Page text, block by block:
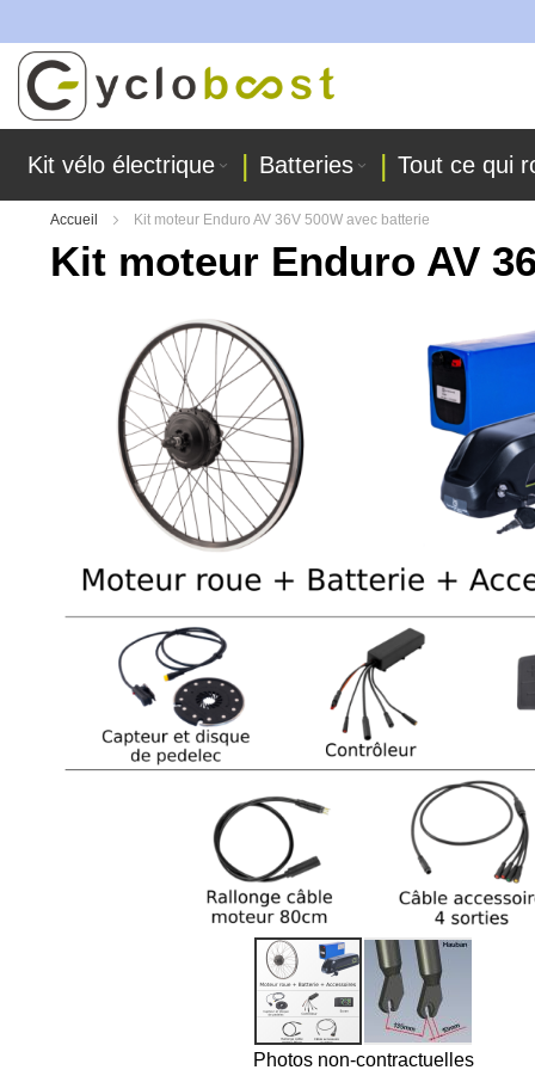
Allez
au
contenu
Kit vélo électrique Batteries Tout ce qui
Accueil Kit moteur Enduro AV 36V 500W avec batterie
Kit moteur Enduro AV
Photos non-contractuelles